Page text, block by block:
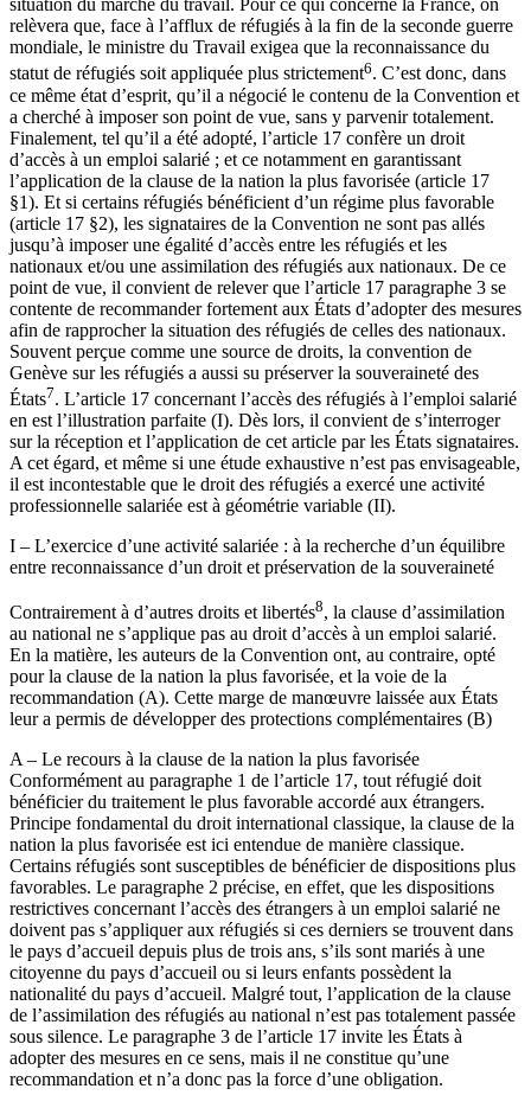
situation du marché du travail. Pour ce qui concerne la France, on
relèvera que, face à l’afflux de réfugiés à la fin de la seconde guerre
mondiale, le ministre du Travail exigea que la reconnaissance du
statut de réfugiés soit appliquée plus strictement6. C’est donc, dans
ce même état d’esprit, qu’il a négocié le contenu de la Convention et
a cherché à imposer son point de vue, sans y parvenir totalement.
Finalement, tel qu’il a été adopté, l’article 17 confère un droit
d’accès à un emploi salarié ; et ce notamment en garantissant
l’application de la clause de la nation la plus favorisée (article 17
§1). Et si certains réfugiés bénéficient d’un régime plus favorable
(article 17 §2), les signataires de la Convention ne sont pas allés
jusqu’à imposer une égalité d’accès entre les réfugiés et les
nationaux et/ou une assimilation des réfugiés aux nationaux. De ce
point de vue, il convient de relever que l’article 17 paragraphe 3 se
contente de recommander fortement aux États d’adopter des mesures
afin de rapprocher la situation des réfugiés de celles des nationaux.
Souvent perçue comme une source de droits, la convention de
Genève sur les réfugiés a aussi su préserver la souveraineté des
États7. L’article 17 concernant l’accès des réfugiés à l’emploi salarié
en est l’illustration parfaite (I). Dès lors, il convient de s’interroger
sur la réception et l’application de cet article par les États signataires.
A cet égard, et même si une étude exhaustive n’est pas envisageable,
il est incontestable que le droit des réfugiés a exercé une activité
professionnelle salariée est à géométrie variable (II).
I – L’exercice d’une activité salariée : à la recherche d’un équilibre
entre reconnaissance d’un droit et préservation de la souveraineté
Contrairement à d’autres droits et libertés8, la clause d’assimilation
au national ne s’applique pas au droit d’accès à un emploi salarié.
En la matière, les auteurs de la Convention ont, au contraire, opté
pour la clause de la nation la plus favorisée, et la voie de la
recommandation (A). Cette marge de manœuvre laissée aux États
leur a permis de développer des protections complémentaires (B)
A – Le recours à la clause de la nation la plus favorisée
Conformément au paragraphe 1 de l’article 17, tout réfugié doit
bénéficier du traitement le plus favorable accordé aux étrangers.
Principe fondamental du droit international classique, la clause de la
nation la plus favorisée est ici entendue de manière classique.
Certains réfugiés sont susceptibles de bénéficier de dispositions plus
favorables. Le paragraphe 2 précise, en effet, que les dispositions
restrictives concernant l’accès des étrangers à un emploi salarié ne
doivent pas s’appliquer aux réfugiés si ces derniers se trouvent dans
le pays d’accueil depuis plus de trois ans, s’ils sont mariés à une
citoyenne du pays d’accueil ou si leurs enfants pos­sèdent la
nationalité du pays d’accueil. Malgré tout, l’application de la clause
de l’assimilation des réfugiés au national n’est pas totalement passée
sous silence. Le paragraphe 3 de l’article 17 invite les États à
adopter des mesures en ce sens, mais il ne constitue qu’une
recommandation et n’a donc pas la force d’une obligation.